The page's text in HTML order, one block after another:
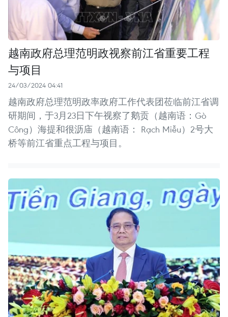
越南政府总理范明政视察前江省重要工程
与项目
24/03/2024 04:41
越南政府总理范明政率政府工作代表团莅临前江省调
研期间，于3月23日下午视察了鹅贡（越南语：Gò
Công）海提和很沥庙（越南语： Rạch Miễu）2号大
桥等前江省重点工程与项目。